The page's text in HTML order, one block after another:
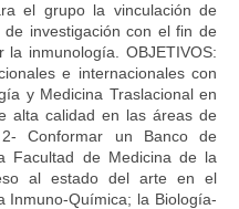
el grupo la vinculación de
investigación con el fin de
inmunología. OBJETIVOS:
e internacionales con
y Medicina Traslacional en
alta calidad en las áreas de
2- Conformar un Banco de
Facultad de Medicina de la
al estado del arte en el
Inmuno-Química; la Biología-